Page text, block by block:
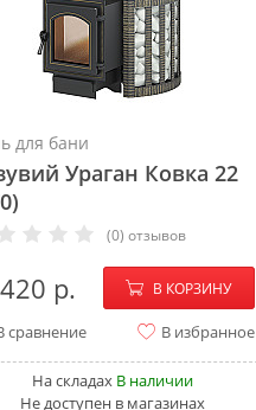
для бани
Ураган Ковка 22
(0) отзывов
− +
В КОРЗИНУ
сравнение В избранное
На складах В наличии
Не доступен в магазинах